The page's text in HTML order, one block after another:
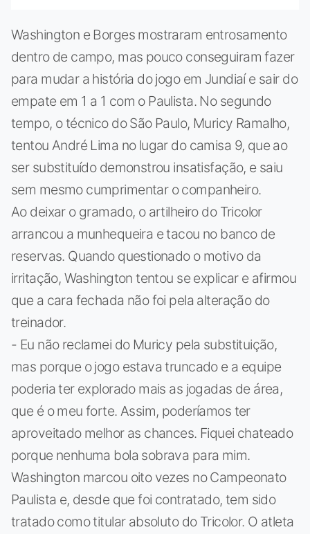
Washington e Borges mostraram entrosamento
dentro de campo, mas pouco conseguiram fazer
para mudar a história do jogo em Jundiaí e sair do
empate em 1 a 1 com o Paulista. No segundo
tempo, o técnico do São Paulo, Muricy Ramalho,
tentou André Lima no lugar do camisa 9, que ao
ser substituído demonstrou insatisfação, e saiu
sem mesmo cumprimentar o companheiro.
Ao deixar o gramado, o artilheiro do Tricolor
arrancou a munhequeira e tacou no banco de
reservas. Quando questionado o motivo da
irritação, Washington tentou se explicar e afirmou
que a cara fechada não foi pela alteração do
treinador.
- Eu não reclamei do Muricy pela substituição,
mas porque o jogo estava truncado e a equipe
poderia ter explorado mais as jogadas de área,
que é o meu forte. Assim, poderíamos ter
aproveitado melhor as chances. Fiquei chateado
porque nenhuma bola sobrava para mim.
Washington marcou oito vezes no Campeonato
Paulista e, desde que foi contratado, tem sido
tratado como titular absoluto do Tricolor. O atleta